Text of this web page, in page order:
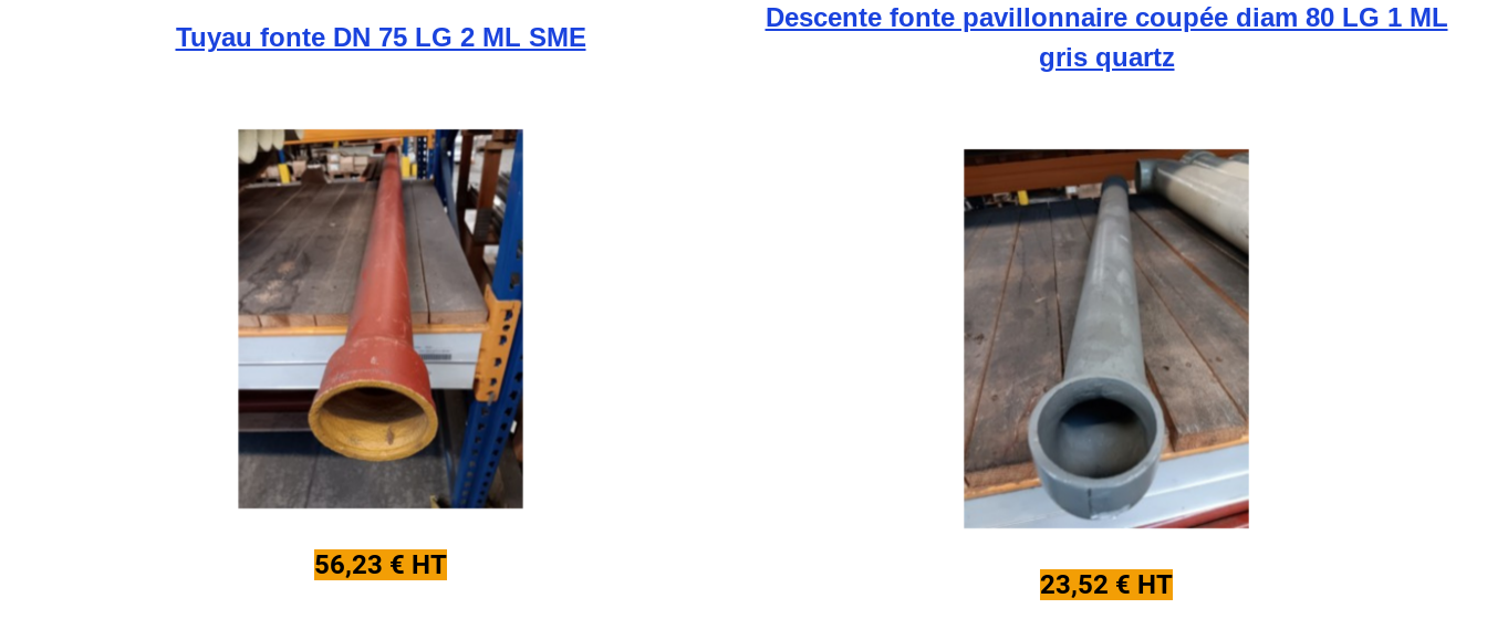
Tuyau fonte DN 75 LG 2 ML SME
56,23 € HT
Descente fonte pavillonnaire coupée diam 80 LG 1 ML
gris quartz
23,52 € HT